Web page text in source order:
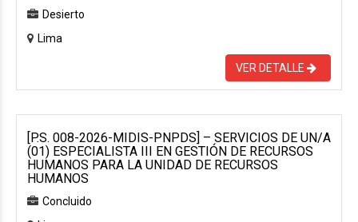
Desierto
Lima
VER DETALLE
[P.S. 008-2026-MIDIS-PNPDS] – SERVICIOS DE UN/A
(01) ESPECIALISTA III EN GESTIÓN DE RECURSOS
HUMANOS PARA LA UNIDAD DE RECURSOS
HUMANOS
Concluido